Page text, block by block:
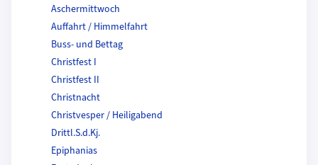
Aschermittwoch
Auffahrt / Himmelfahrt
Buss- und Bettag
Christfest I
Christfest II
Christnacht
Christvesper / Heiligabend
Drittl.S.d.Kj.
Epiphanias